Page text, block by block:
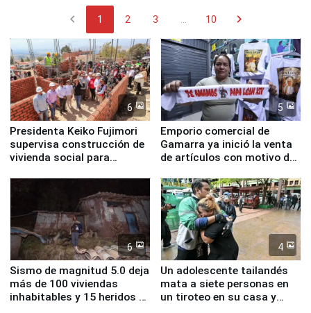
chevron_left 1 2 3 10 chevron_right
6
Presidenta Keiko Fujimori
supervisa construcción de
vivienda social para
5
Emporio comercial de
Gamarra ya inició la venta
de artículos con motivo de
6
Sismo de magnitud 5.0 deja
más de 100 viviendas
inhabitables y 15 heridos en
4
Un adolescente tailandés
mata a siete personas en
un tiroteo en su casa y